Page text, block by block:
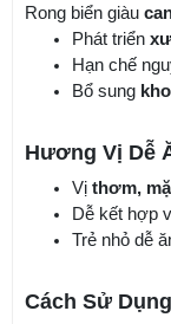
Rong biển giàu
Phát triển
Hạn chế
Bổ sung
Hương Vị Dễ
Vị thơm,
Dễ kết hợp
Trẻ nhỏ dễ
Cách Sử